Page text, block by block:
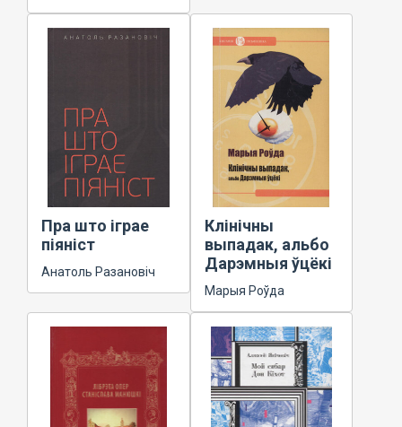
Пра што іграе
піяніст
Анатоль Разановіч
Клінічны
выпадак, альбо
Дарэмныя ўцёкі
Марыя Роўда